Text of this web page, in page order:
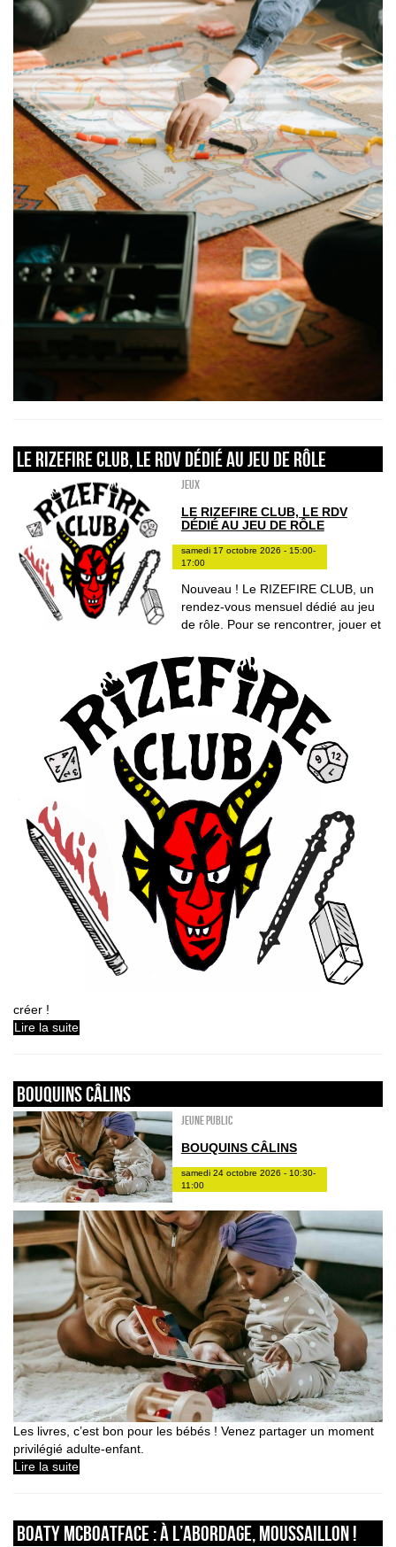
Le RIZEFIRE CLUB, le RDV dédié au jeu de rôle
Jeux
LE RIZEFIRE CLUB, LE RDV
DÉDIÉ AU JEU DE RÔLE
samedi 17 octobre 2026 - 15:00-
17:00
Nouveau ! Le RIZEFIRE CLUB, un
rendez-vous mensuel dédié au jeu
de rôle. Pour se rencontrer, jouer et
créer !
Lire la suite
Bouquins câlins
Jeune public
BOUQUINS CÂLINS
samedi 24 octobre 2026 - 10:30-
11:00
Les livres, c’est bon pour les bébés ! Venez partager un moment
privilégié adulte-enfant.
Lire la suite
Boaty McBoatface : à l’abordage, moussaillon !